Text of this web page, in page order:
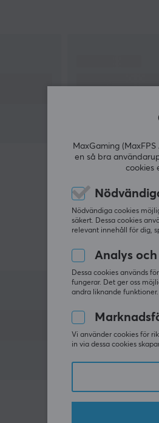
MaxGaming
en så bra
cookies
Nödvändiga cookies
säkert. Dessa cookies
relevant innehåll för dig,
Analys
Dessa cookies används
fungerar. Det ger oss
andra liknande funktioner.
Vi använder cookies för
in via dessa cookies